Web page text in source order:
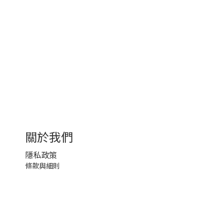
關於我們
隱私政策
條款與細則